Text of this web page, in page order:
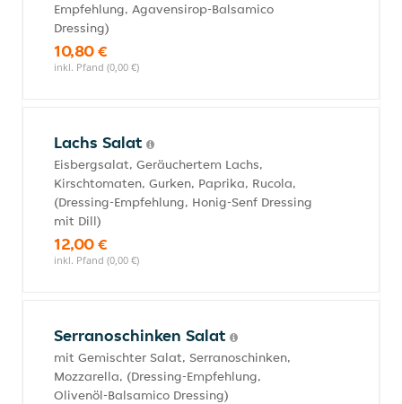
Empfehlung, Agavensirop-Balsamico
Dressing)
10,80 €
inkl. Pfand (0,00 €)
Lachs Salat
Eisbergsalat, Geräuchertem Lachs,
Kirschtomaten, Gurken, Paprika, Rucola,
(Dressing-Empfehlung, Honig-Senf Dressing
mit Dill)
12,00 €
inkl. Pfand (0,00 €)
Serranoschinken Salat
mit Gemischter Salat, Serranoschinken,
Mozzarella, (Dressing-Empfehlung,
Olivenöl-Balsamico Dressing)